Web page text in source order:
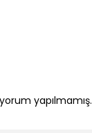
yapılmamış.